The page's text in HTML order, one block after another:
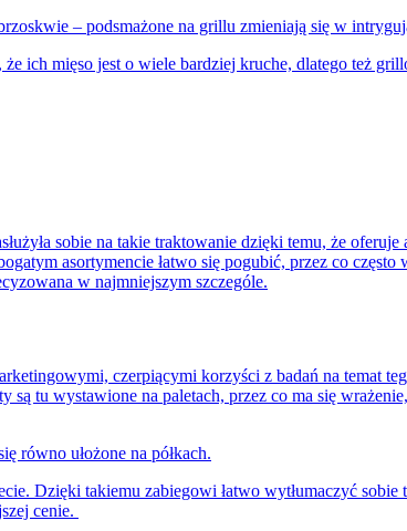
– podsmażone na grillu zmieniają się w
ich mięso jest o wiele bardziej kruche, dlatego też
sobie na takie traktowanie dzięki temu, że
asortymencie łatwo się pogubić, przez co
w najmniejszym szczególe.
czerpiącymi korzyści z badań na temat
tu wystawione na paletach, przez co ma się
równo ułożone na półkach.
Dzięki takiemu zabiegowi łatwo wytłumaczyć sobie
cenie.